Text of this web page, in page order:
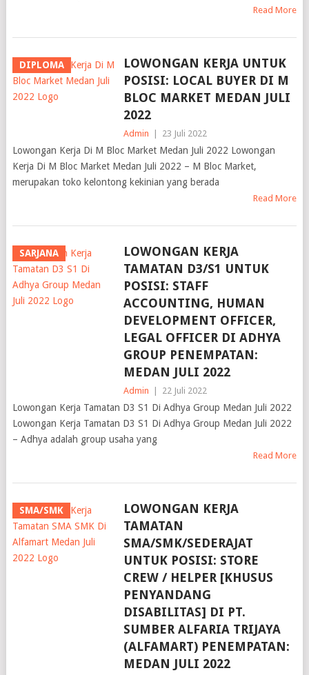
Read More
DIPLOMA
LOWONGAN KERJA UNTUK
POSISI: LOCAL BUYER DI M
BLOC MARKET MEDAN JULI
2022
Admin 23 Juli 2022
Lowongan Kerja Di M Bloc Market Medan Juli 2022 Lowongan
Kerja Di M Bloc Market Medan Juli 2022 – M Bloc Market,
merupakan toko kelontong kekinian yang berada
Read More
SARJANA
LOWONGAN KERJA
TAMATAN D3/S1 UNTUK
POSISI: STAFF
ACCOUNTING, HUMAN
DEVELOPMENT OFFICER,
LEGAL OFFICER DI ADHYA
GROUP PENEMPATAN:
MEDAN JULI 2022
Admin 22 Juli 2022
Lowongan Kerja Tamatan D3 S1 Di Adhya Group Medan Juli 2022
Lowongan Kerja Tamatan D3 S1 Di Adhya Group Medan Juli 2022
– Adhya adalah group usaha yang
Read More
SMA/SMK
LOWONGAN KERJA
TAMATAN
SMA/SMK/SEDERAJAT
UNTUK POSISI: STORE
CREW / HELPER [KHUSUS
PENYANDANG
DISABILITAS] DI PT.
SUMBER ALFARIA TRIJAYA
(ALFAMART) PENEMPATAN:
MEDAN JULI 2022